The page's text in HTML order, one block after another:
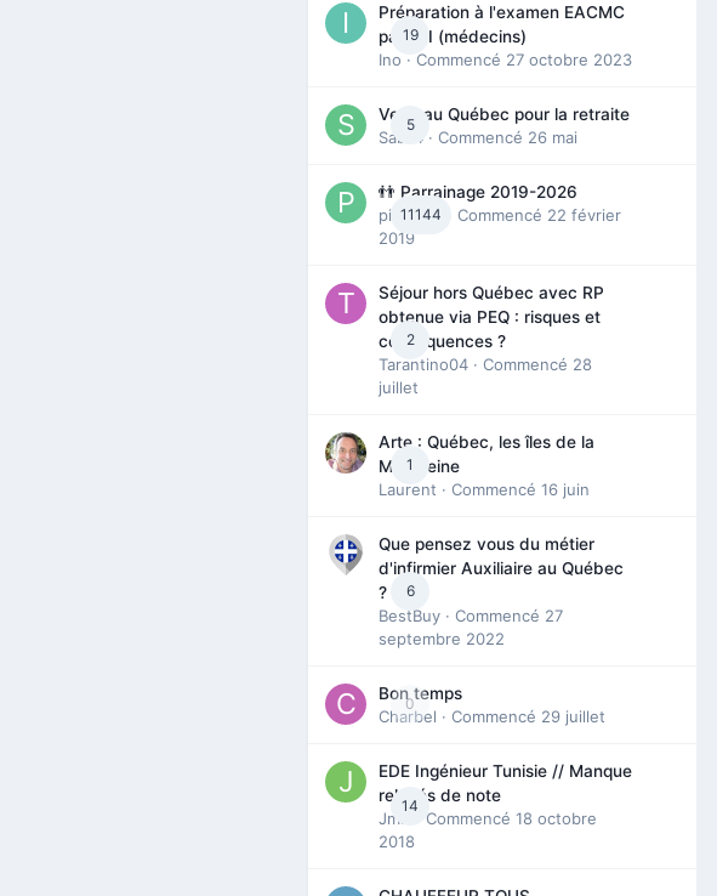
19
Préparation à l'examen EACMC
partie I (médecins)
Ino · Commencé 27 octobre 2023
5
Venir au Québec pour la retraite
Sab74 · Commencé 26 mai
11144
👬 Parrainage 2019-2026
piinoush
· Commencé 22 février
2019
2
Séjour hors Québec avec RP
obtenue via PEQ : risques et
conséquences ?
Tarantino04 · Commencé 28
juillet
1
Arte : Québec, les îles de la
Madeleine
Laurent · Commencé 16 juin
6
Que pensez vous du métier
d'infirmier Auxiliaire au Québec
?
BestBuy · Commencé 27
septembre 2022
0
Bon temps
Charbel · Commencé 29 juillet
14
EDE Ingénieur Tunisie // Manque
relevés de note
Jmili
· Commencé 18 octobre
2018